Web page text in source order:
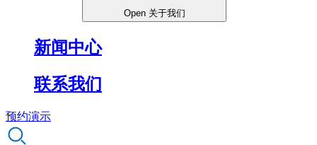
Open 关于我们
新闻中心
联系我们
预约演示